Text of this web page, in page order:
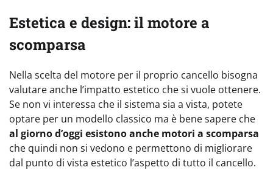
Estetica e design: il motore a
scomparsa
Nella scelta del motore per il proprio cancello bisogna
valutare anche l’impatto estetico che si vuole ottenere.
Se non vi interessa che il sistema sia a vista, potete
optare per un modello classico ma è bene sapere che
al giorno d’oggi esistono anche motori a scomparsa
che quindi non si vedono e permettono di migliorare
dal punto di vista estetico l’aspetto di tutto il cancello.